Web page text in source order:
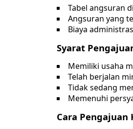
Tabel angsuran
Angsuran yang
Biaya
Syarat
Memiliki usaha
Telah berjalan
Tidak sedang
Memenuhi
Cara Pengajuan